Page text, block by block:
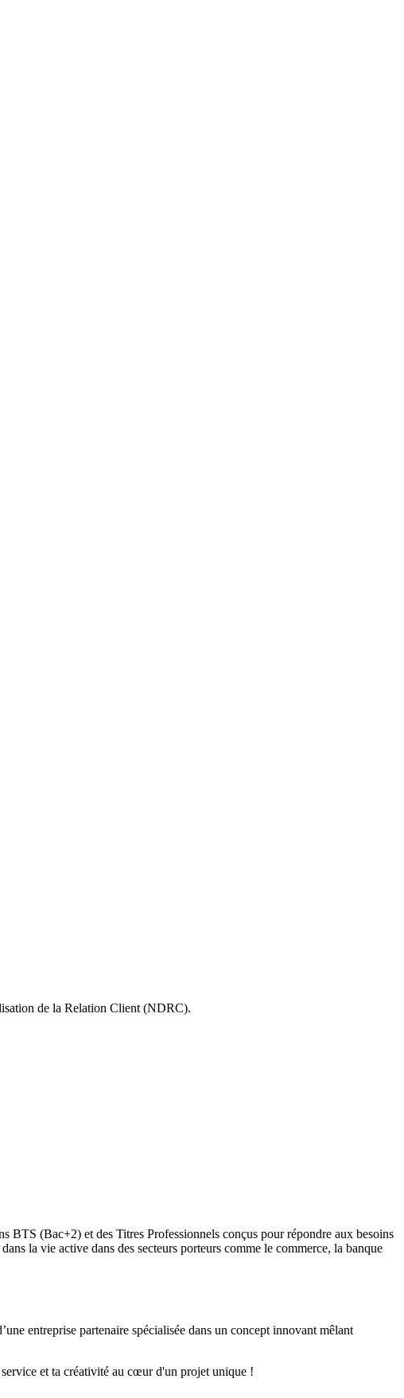
de la Relation Client (NDRC).
BTS (Bac+2) et des Titres Professionnels conçus pour répondre aux besoins
la vie active dans des secteurs porteurs comme le commerce, la banque
entreprise partenaire spécialisée dans un concept innovant mêlant
et ta créativité au cœur d'un projet unique !